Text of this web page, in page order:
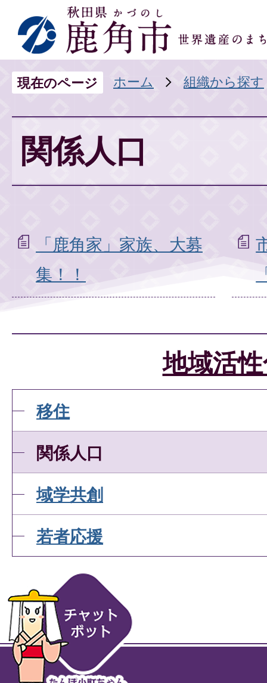
現在のページ ホーム 組織から探す
関係人口
「鹿角家」家族、大募
集！！
地域活
移住
関係人口
域学共創
若者応援